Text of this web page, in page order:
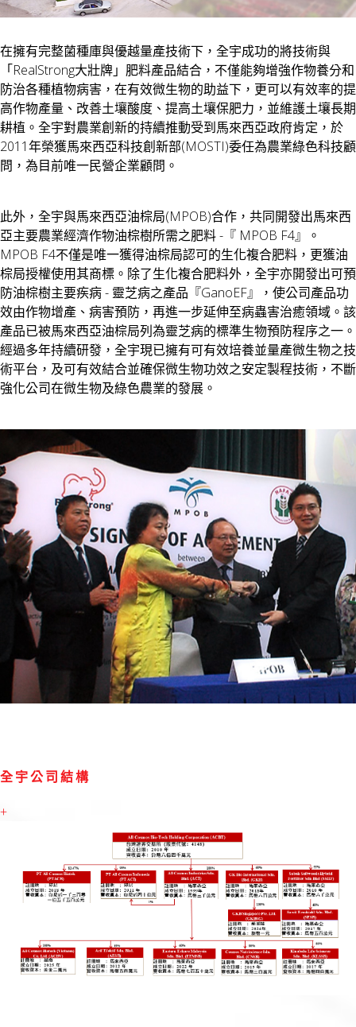
在擁有完整菌種庫與優越量產技術下，全宇成功的將技術與
「RealStrong大壯牌」肥料產品結合，不僅能夠增強作物養分和
防治各種植物病害，在有效微生物的助益下，更可以有效率的提
高作物產量、改善土壤酸度、提高土壤保肥力，並維護土壤長期
耕植。全宇對農業創新的持續推動受到馬來西亞政府肯定，於
2011年榮獲馬來西亞科技創新部(MOSTI)委任為農業綠色科技顧
問，為目前唯一民營企業顧問。
此外，全宇與馬來西亞油棕局(MPOB)合作，共同開發出馬來西
亞主要農業經濟作物油棕樹所需之肥料 -『 MPOB F4』。
MPOB F4不僅是唯一獲得油棕局認可的生化複合肥料，更獲油
棕局授權使用其商標。除了生化複合肥料外，全宇亦開發出可預
防油棕樹主要疾病 - 靈芝病之產品『GanoEF』，使公司產品功
效由作物增產、病害預防，再進一步延伸至病蟲害治癒領域。該
產品已被馬來西亞油棕局列為靈芝病的標準生物預防程序之一。
經過多年持續研發，全宇現已擁有可有效培養並量產微生物之技
術平台，及可有效結合並確保微生物功效之安定製程技術，不斷
強化公司在微生物及綠色農業的發展。
全宇公司結構
+